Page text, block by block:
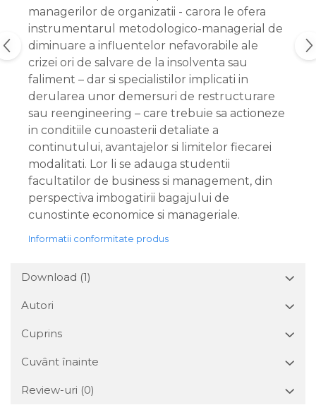
managerilor de organizatii - carora le ofera
instrumentarul metodologico-managerial de
diminuare a influentelor nefavorabile ale
crizei ori de salvare de la insolventa sau
faliment – dar si specialistilor implicati in
derularea unor demersuri de restructurare
sau reengineering – care trebuie sa actioneze
in conditiile cunoasterii detaliate a
continutului, avantajelor si limitelor fiecarei
modalitati. Lor li se adauga studentii
facultatilor de business si management, din
perspectiva imbogatirii bagajului de
cunostinte economice si manageriale.
Informatii conformitate produs
Download (1)
Autori
Cuprins
Cuvânt înainte
Review-uri (0)